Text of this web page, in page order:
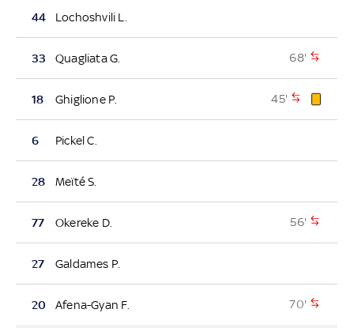
44 Lochoshvili L.
33 Quagliata G. 68'
18 Ghiglione P. 45'
6 Pickel C.
28 Meïté S.
77 Okereke D. 56'
27 Galdames P.
20 Afena-Gyan F. 70'